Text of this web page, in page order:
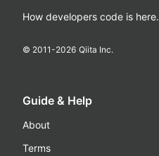
How developers code is here.
© 2011-2026 Qiita Inc.
Guide & Help
About
Terms